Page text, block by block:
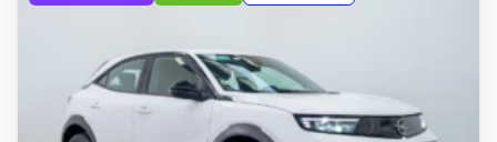
NUEVO INGRESO POCOS KM